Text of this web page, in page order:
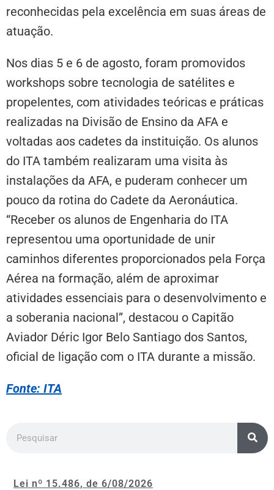
reconhecidas pela excelência em suas áreas de
atuação.
Nos dias 5 e 6 de agosto, foram promovidos
workshops sobre tecnologia de satélites e
propelentes, com atividades teóricas e práticas
realizadas na Divisão de Ensino da AFA e
voltadas aos cadetes da instituição. Os alunos
do ITA também realizaram uma visita às
instalações da AFA, e puderam conhecer um
pouco da rotina do Cadete da Aeronáutica.
“Receber os alunos de Engenharia do ITA
representou uma oportunidade de unir
caminhos diferentes proporcionados pela Força
Aérea na formação, além de aproximar
atividades essenciais para o desenvolvimento e
a soberania nacional”, destacou o Capitão
Aviador Déric Igor Belo Santiago dos Santos,
oficial de ligação com o ITA durante a missão.
Fonte: ITA
Lei nº 15.486, de 6/08/2026